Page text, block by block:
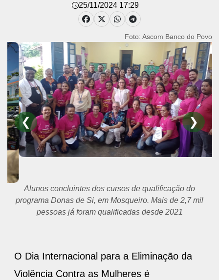
25/11/2024 17:29
Foto: Ascom Banco do Povo
❮ ❯
Alunos concluintes dos cursos de qualificação do
programa Donas de Si, em Mosqueiro. Mais de 2,7 mil
pessoas já foram qualificadas desde 2021
O Dia Internacional para a Eliminação da
Violência Contra as Mulheres é